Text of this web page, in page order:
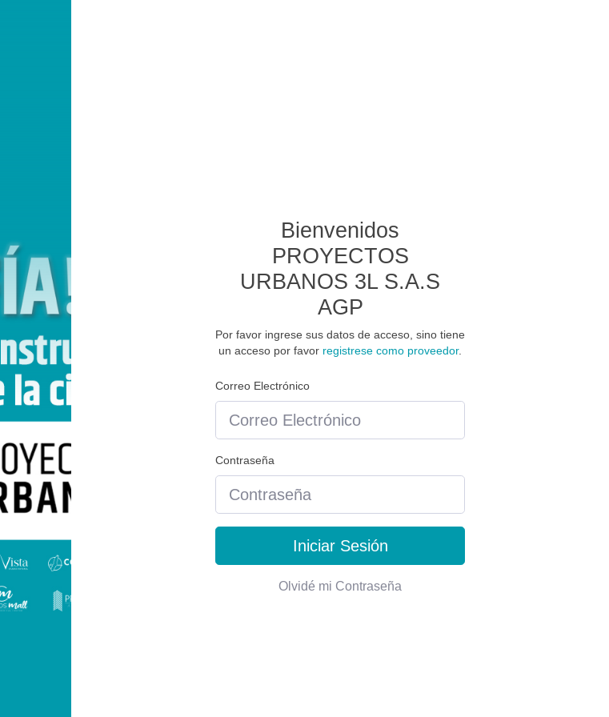
Bienvenidos
PROYECTOS
URBANOS 3L S.A.S
AGP
Por favor ingrese sus datos de acceso , sino tiene
un acceso por favor registrese como proveedor.
Correo Electrónico
Contraseña
Iniciar Sesión
Olvidé mi Contraseña